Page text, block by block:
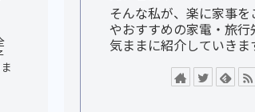
そんな私が、楽に家事を
やおすすめの家電・旅行
気ままに紹介していきま